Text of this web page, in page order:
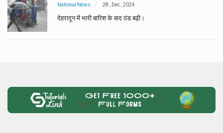
National News 28 , Dec , 2024
देहरादून में भारी बारिश के बाद ठंड बढ़ी।